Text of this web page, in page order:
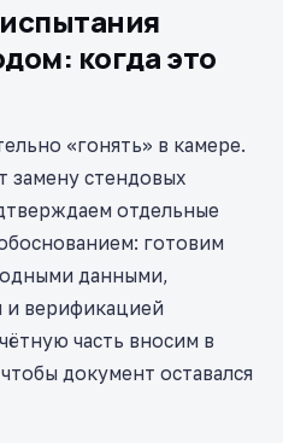
когда это
«гонять» в камере.
замену стендовых
отдельные
готовим
данными,
верификацией
часть вносим в
документ оставался